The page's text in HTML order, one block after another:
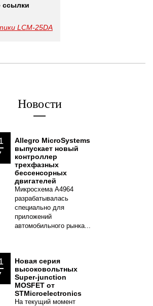
Новости
Allegro MicroSystems
выпускает новый
контроллер
трехфазных
бессенсорных
двигателей
Микросхема A4964
разрабатывалась
специально для
приложений
автомобильного рынка...
Новая серия
высоковольтных
Super-junction
MOSFET от
STMicroelectronics
На текущий момент
ссылки
LCM-25DA